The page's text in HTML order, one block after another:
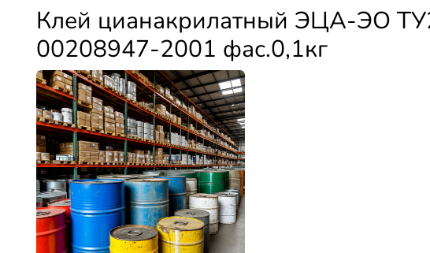
Клей цианакрилатный ЭЦА-ЭО
00208947-2001 фас.0,1кг